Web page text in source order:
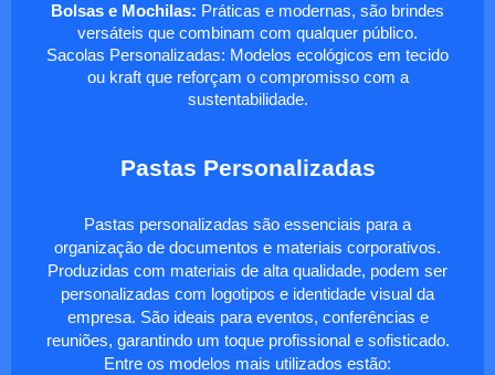
Bolsas e Mochilas: Práticas e modernas, são brindes
versáteis que combinam com qualquer público.
Sacolas Personalizadas: Modelos ecológicos em tecido
ou kraft que reforçam o compromisso com a
sustentabilidade.
Pastas Personalizadas
Pastas personalizadas são essenciais para a
organização de documentos e materiais corporativos.
Produzidas com materiais de alta qualidade, podem ser
personalizadas com logotipos e identidade visual da
empresa. São ideais para eventos, conferências e
reuniões, garantindo um toque profissional e sofisticado.
Entre os modelos mais utilizados estão: